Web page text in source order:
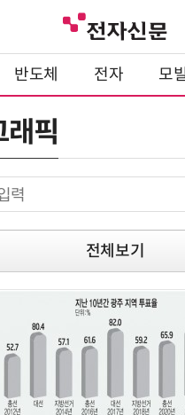
반도체 전자 모
래픽
전체보기